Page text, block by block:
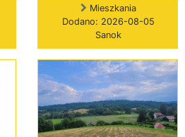
Mieszkania
Dodano: 2026-08-05
Sanok